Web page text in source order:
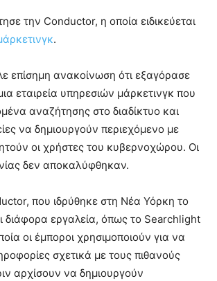
την Conductor, η οποία ειδικεύεται
.
επίσημη ανακοίνωση ότι εξαγόρασε
εταιρεία υπηρεσιών μάρκετινγκ που
αναζήτησης στο διαδίκτυο και
να δημιουργούν περιεχόμενο με
οι χρήστες του κυβερνοχώρου. Οι
δεν αποκαλύφθηκαν.
που ιδρύθηκε στη Νέα Υόρκη το
διάφορα εργαλεία, όπως το Searchlight
οι έμποροι χρησιμοποιούν για να
σχετικά με τους πιθανούς
αρχίσουν να δημιουργούν